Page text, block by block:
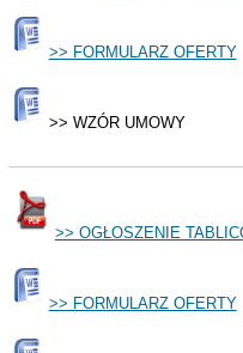
>> FORMULARZ OFERTY
>> WZÓR UMOWY
>> OGŁOSZENIE
>> FORMULARZ OFERTY